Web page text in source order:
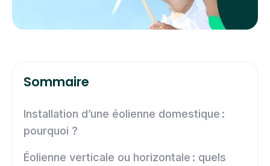
Sommaire
Installation d’une éolienne domestique :
pourquoi ?
Éolienne verticale ou horizontale : quels